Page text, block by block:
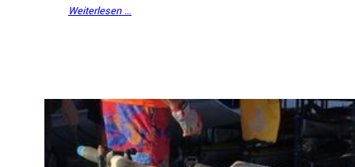
Weiterlesen …